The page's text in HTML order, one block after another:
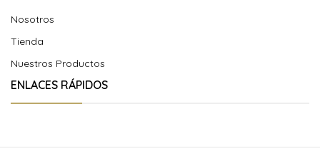
Nosotros
Tienda
Nuestros Productos
ENLACES RÁPIDOS